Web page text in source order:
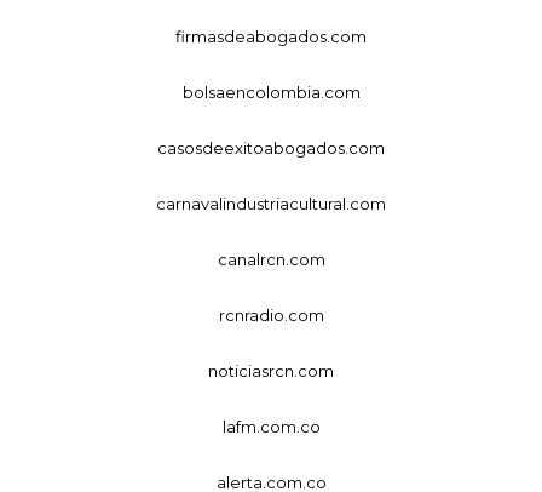
firmasdeabogados.com
bolsaencolombia.com
casosdeexitoabogados.com
carnavalindustriacultural.com
canalrcn.com
rcnradio.com
noticiasrcn.com
lafm.com.co
alerta.com.co